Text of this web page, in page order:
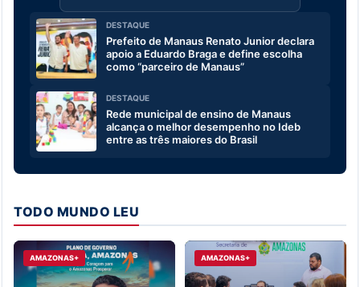
DESTAQUE
Prefeito de Manaus Renato Junior declara
apoio a Eduardo Braga e define escolha
como “parceiro de Manaus”
DESTAQUE
Rede municipal de ensino de Manaus
alcança o melhor desempenho no Ideb
entre as três maiores do Brasil
TODO MUNDO LEU
AMAZONAS+ AMAZONAS+